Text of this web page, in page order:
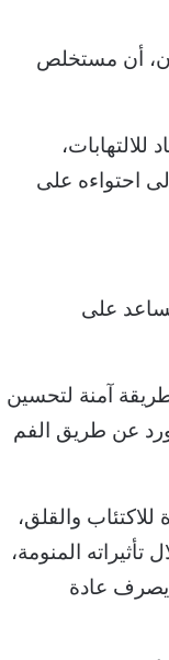
أن مستخلص
احتواءه على
على
آمنة لتحسين
عن طريق الفم
والقلق،
المنومة،
يصرف عادة